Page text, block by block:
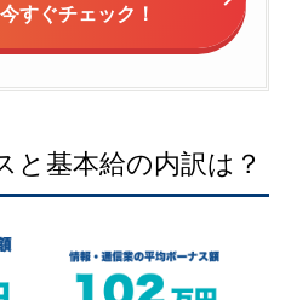
すぐチェック！
と基本給の内訳は？